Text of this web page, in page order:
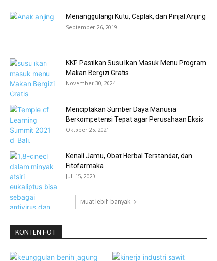
Menanggulangi Kutu, Caplak, dan Pinjal Anjing
September 26, 2019
KKP Pastikan Susu Ikan Masuk Menu Program
Makan Bergizi Gratis
November 30, 2024
Menciptakan Sumber Daya Manusia
Berkompetensi Tepat agar Perusahaan Eksis
Oktober 25, 2021
Kenali Jamu, Obat Herbal Terstandar, dan
Fitofarmaka
Juli 15, 2020
Muat lebih banyak
KONTEN HOT